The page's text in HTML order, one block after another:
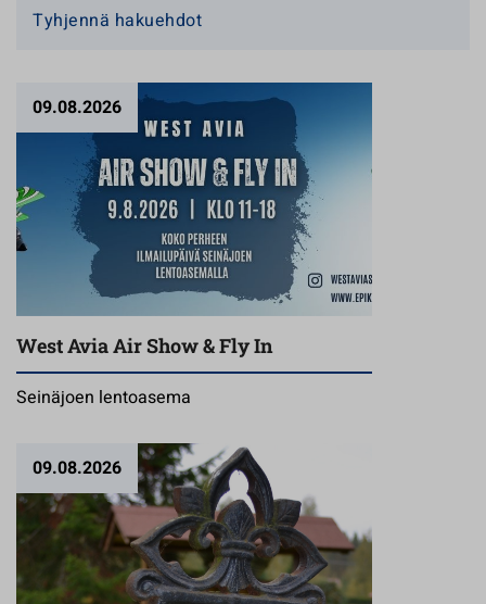
Tyhjennä hakuehdot
09.08.2026
West Avia Air Show & Fly In
Seinäjoen lentoasema
09.08.2026